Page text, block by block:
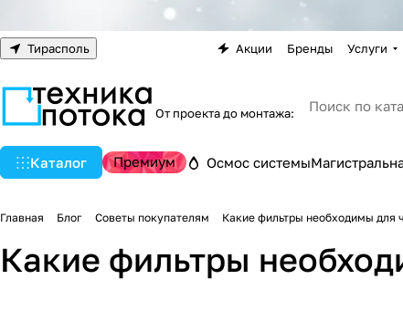
Тирасполь Акции Бренды Услуги
От проекта до монтажа:
Каталог Премиум Осмос системы
Главная Блог Советы покупателям Какие фильтры необходимы для
Какие фильтры